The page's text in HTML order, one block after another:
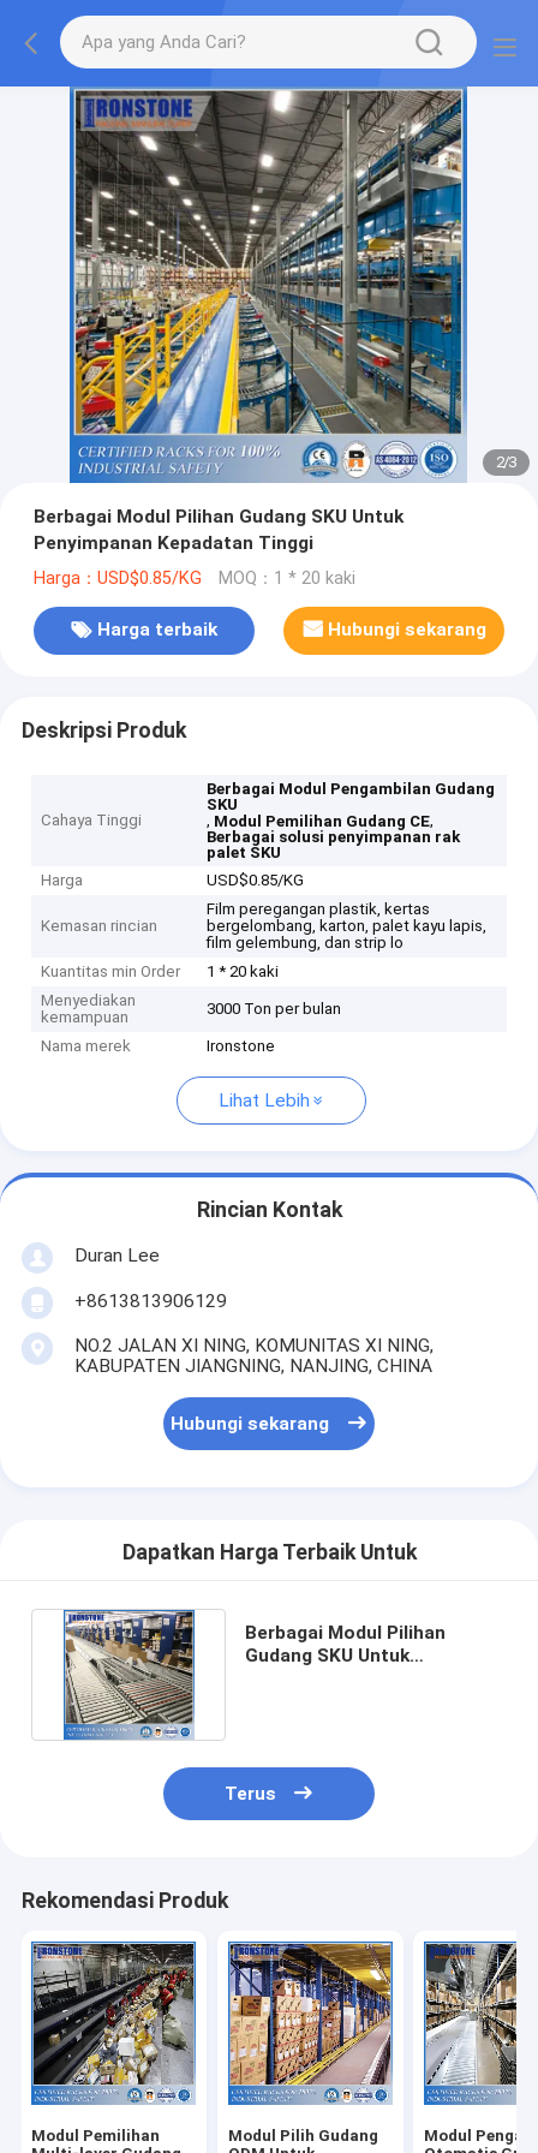
2/3
Berbagai Modul Pilihan Gudang SKU Untuk
Penyimpanan Kepadatan Tinggi
Harga：USD$0.85/KG MOQ：1 * 20 kaki
Harga terbaik Hubungi sekarang
Deskripsi Produk
Cahaya Tinggi
Berbagai Modul Pengambilan Gudang
SKU
, Modul Pemilihan Gudang CE,
Berbagai solusi penyimpanan rak
palet SKU
Harga
USD$0.85/KG
Kemasan rincian
Film peregangan plastik, kertas
bergelombang, karton, palet kayu lapis,
film gelembung, dan strip lo
Kuantitas min Order
1 * 20 kaki
Menyediakan
kemampuan
3000 Ton per bulan
Nama merek Ironstone
Lihat Lebih
Rincian Kontak
Duran Lee
+8613813906129
NO.2 JALAN XI NING, KOMUNITAS XI NING,
KABUPATEN JIANGNING, NANJING, CHINA
Hubungi sekarang
Dapatkan Harga Terbaik Untuk
Berbagai Modul Pilihan
Gudang SKU Untuk
Terus
Rekomendasi Produk
Modul Pemilihan
Modul Pilih Gudang
Modul